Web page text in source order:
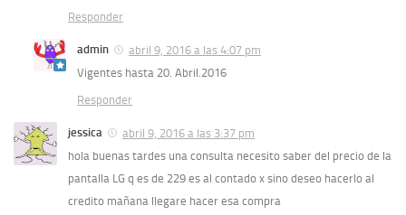
Responder
admin
abril 9, 2016 a las 4:07 pm
Vigentes hasta 20. Abril.2016
Responder
jessica
abril 9, 2016 a las 3:37 pm
hola buenas tardes una consulta necesito saber del precio de la
pantalla LG q es de 229 es al contado x sino deseo hacerlo al
credito mañana llegare hacer esa compra